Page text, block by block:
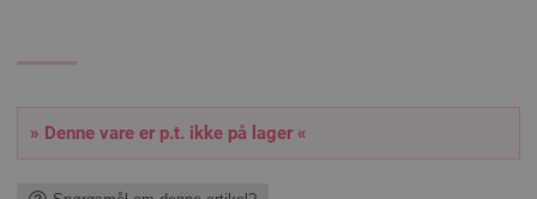
» Denne vare er p.t. ikke på lager «